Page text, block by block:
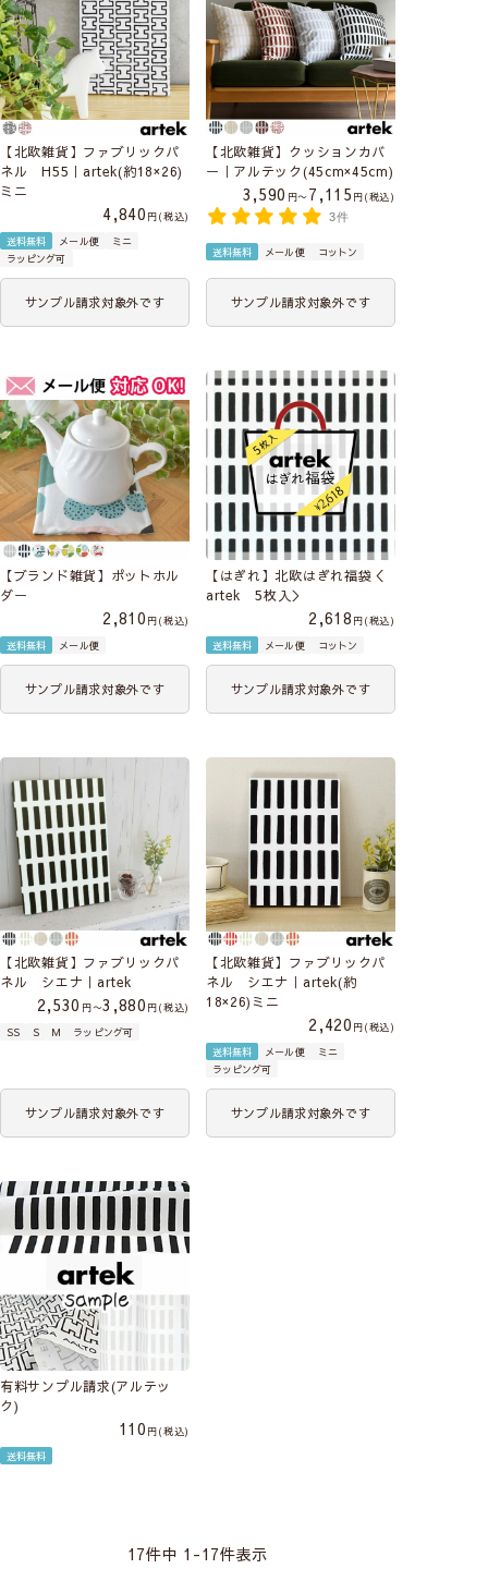
【北欧雑貨】ファブリックパ
ネル H55｜artek(約18×26)
ミニ
4,840
税込
送料無料
メール便
ミニ
ラッピング可
サンプル請求対象外です
【北欧雑貨】クッションカバ
ー｜アルテック(45cm×45cm)
3,590 〜 7,115
税込
3件
送料無料 メール便 コットン
サンプル請求対象外です
【ブランド雑貨】ポットホル
ダー
2,810
税込
送料無料
メール便
サンプル請求対象外です
【はぎれ】北欧はぎれ福袋＜
artek 5枚入＞
2,618
税込
送料無料
メール便 コットン
サンプル請求対象外です
【北欧雑貨】ファブリックパ
ネル シエナ｜artek
2,530 〜3,880
税込
SS
S M ラッピング可
サンプル請求対象外です
【北欧雑貨】ファブリックパ
ネル シエナ｜artek(約
18×26)ミニ
2,420
税込
送料無料
メール便
ミニ
ラッピング可
サンプル請求対象外です
有料サンプル請求(アルテッ
ク)
110
税込
送料無料
17件中 1 -17件表示